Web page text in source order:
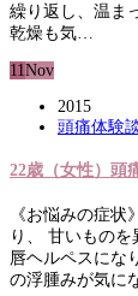
繰り返し、温ま
乾燥も気…
11Nov
2015
頭痛体験
22歳（女性）頭
《お悩みの症
り、 甘いもの
唇ヘルペスにな
の浮腫みが気に